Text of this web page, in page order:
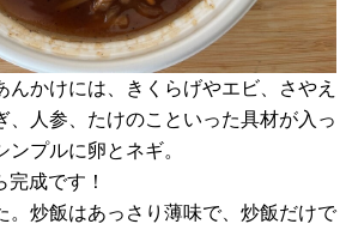
んかけには、きくらげやエビ、さやえ
、人参、たけのこといった具材が入っ
プルに卵とネギ。
完成です！
。炒飯はあっさり薄味で、炒飯だけで